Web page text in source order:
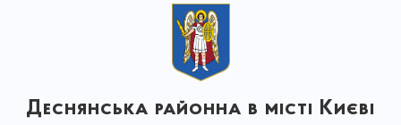
Деснянська районна в місті Києві